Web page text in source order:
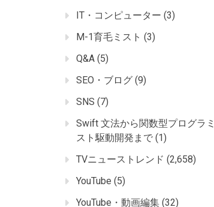
IT・コンピューター (3)
M-1育毛ミスト (3)
Q&A (5)
SEO・ブログ (9)
SNS (7)
Swift 文法から関数型プログラ
スト駆動開発まで (1)
TVニューストレンド (2,658)
YouTube (5)
YouTube・動画編集 (32)